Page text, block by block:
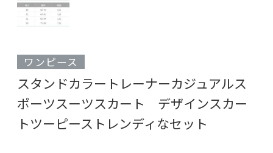
ワンピース
スタンドカラートレーナーカジュアルス
ポーツスーツスカート デザインスカー
トツーピーストレンディなセット